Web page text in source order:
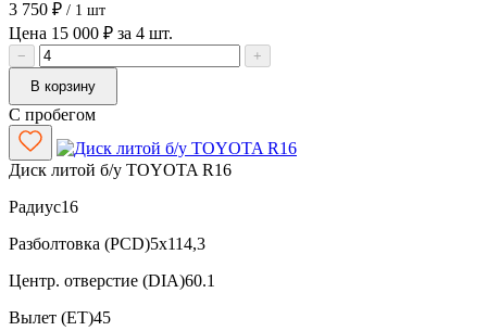
3 750 ₽ / 1 шт
Цена 15 000 ₽ за 4 шт.
−
+
В корзину
С пробегом
Диск литой б/у TOYOTA R16
Радиус16
Разболтовка (PCD)5x114,3
Центр. отверстие (DIA)60.1
Вылет (ET)45